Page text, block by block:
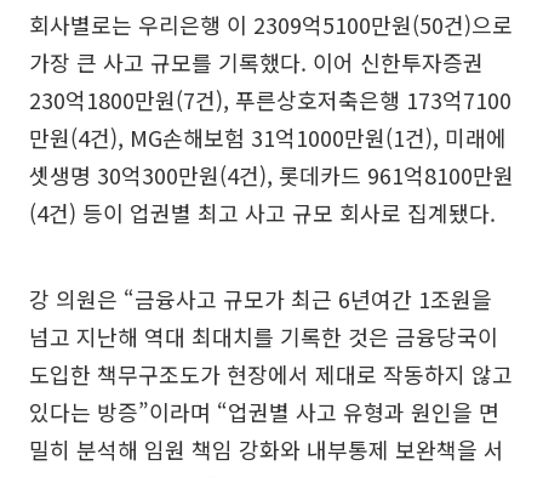
회사별로는 우리은행 이 2309억5100만원(50건)으로
가장 큰 사고 규모를 기록했다. 이어 신한투자증권
230억1800만원(7건), 푸른상호저축은행 173억7100
만원(4건), MG손해보험 31억1000만원(1건), 미래에
셋생명 30억300만원(4건), 롯데카드 961억8100만원
(4건) 등이 업권별 최고 사고 규모 회사로 집계됐다.
강 의원은 “금융사고 규모가 최근 6년여간 1조원을
넘고 지난해 역대 최대치를 기록한 것은 금융당국이
도입한 책무구조도가 현장에서 제대로 작동하지 않고
있다는 방증”이라며 “업권별 사고 유형과 원인을 면
밀히 분석해 임원 책임 강화와 내부통제 보완책을 서